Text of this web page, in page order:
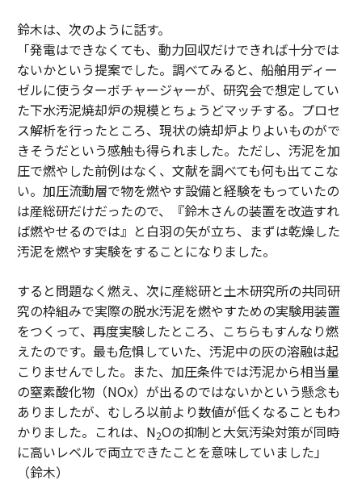
鈴木は、次のように話す。
「発電はできなくても、動力回収だけできれば十分では
ないかという提案でした。調べてみると、船舶用ディー
ゼルに使うターボチャージャーが、研究会で想定してい
た下水汚泥焼却炉の規模とちょうどマッチする。プロセ
ス解析を行ったところ、現状の焼却炉よりよいものがで
きそうだという感触も得られました。ただし、汚泥を加
圧で燃やした前例はなく、文献を調べても何も出てこな
い。加圧流動層で物を燃やす設備と経験をもっていたの
は産総研だけだったので、『鈴木さんの装置を改造すれ
ば燃やせるのでは』と白羽の矢が立ち、まずは乾燥した
汚泥を燃やす実験をすることになりました。
すると問題なく燃え、次に産総研と土木研究所の共同研
究の枠組みで実際の脱水汚泥を燃やすための実験用装置
をつくって、再度実験したところ、こちらもすんなり燃
えたのです。最も危惧していた、汚泥中の灰の溶融は起
こりませんでした。また、加圧条件では汚泥から相当量
の窒素酸化物（NOx）が出るのではないかという懸念も
ありましたが、むしろ以前より数値が低くなることもわ
かりました。これは、N2Oの抑制と大気汚染対策が同時
に高いレベルで両立できたことを意味していました」
（鈴木）